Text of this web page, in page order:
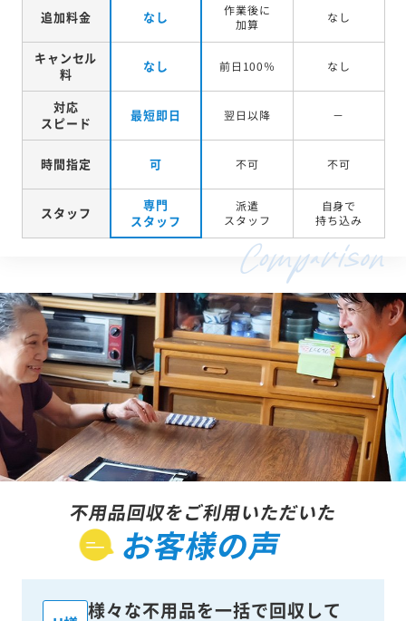
追加料金 なし
作業後に
加算
なし
キャンセル
料
なし 前日100％ なし
対応
スピード
最短即日 翌日以降 －
時間指定 可 不可 不可
スタッフ
専門
スタッフ
派遣
スタッフ
自身で
持ち込み
不用品回収をご利用いただいた
お客様の声
様々な不用品を一括で回収して